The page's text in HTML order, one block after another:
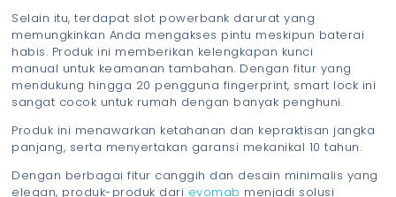
Selain itu, terdapat slot powerbank darurat yang
memungkinkan Anda mengakses pintu meskipun baterai
habis. Produk ini memberikan kelengkapan kunci
manual untuk keamanan tambahan. Dengan fitur yang
mendukung hingga 20 pengguna fingerprint, smart lock ini
sangat cocok untuk rumah dengan banyak penghuni.
Produk ini menawarkan ketahanan dan kepraktisan jangka
panjang, serta menyertakan garansi mekanikal 10 tahun.
Dengan berbagai fitur canggih dan desain minimalis yang
elegan, produk-produk dari evomab menjadi solusi